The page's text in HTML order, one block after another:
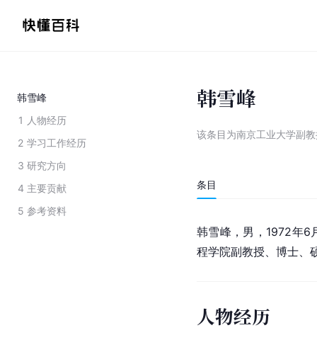
韩雪峰
1 人物经历
2 学习工作经历
3 研究方向
4 主要贡献
5 参考资料
韩雪峰
该条目为南京工业大学副
条目
韩雪峰，男，1972年6
程学院副教授、博士、
人物经历